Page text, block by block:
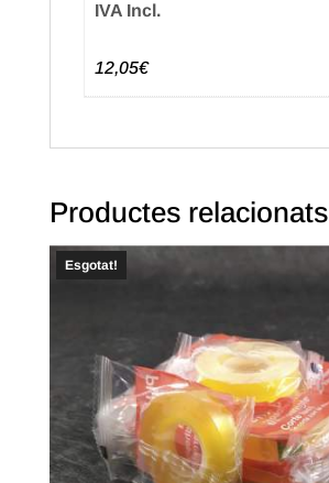
IVA Incl.
12,05€
Productes relacionats
Esgotat!